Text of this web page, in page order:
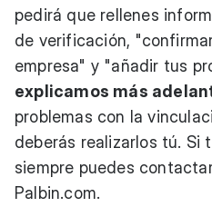
pedirá que rellenes
de verificación,
empresa" y "añadir tus
explicamos más
problemas con la
deberás realizarlos tú. Si
siempre puedes
Palbin.com.